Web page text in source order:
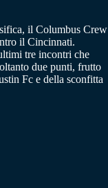
il Columbus Crew
il Cincinnati.
tre incontri che
due punti, frutto
Fc e della sconfitta